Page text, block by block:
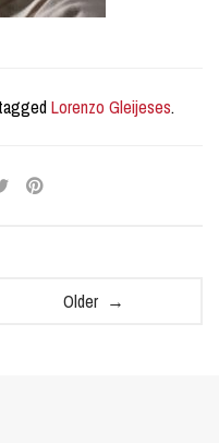
Lorenzo Gleijeses.
Older →